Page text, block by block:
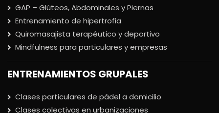
GAP – Glúteos, Abdominales y Piernas
Entrenamiento de hipertrofia
Quiromasajista terapéutico y deportivo
Mindfulness para particulares y empresas
ENTRENAMIENTOS GRUPALES
Clases particulares de pádel a domicilio
Clases colectivas en urbanizaciones